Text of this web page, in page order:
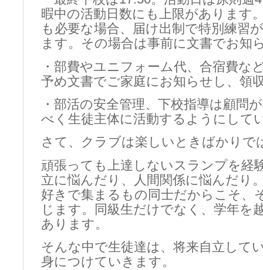
暇中の活動日数にも上限があります
も必要な場合、届け出制で特別練習
ます。その場合は事前に文書でお知
・部費やユニフォーム代、合宿費な
予め文書でご家庭にお知らせし、領
・部活の安全管理、下校指導は顧問
べく生徒主体に活動するようにして
さて、クラブは楽しいときばかりで
頑張っても上達しないスランプを経
立に悩んだり、人間関係に悩んだり
好きで集まるもの同士だからこそ、
じます。同級生だけでなく、学年を
あります。
そんな中で生徒達は、将来自立して
身につけていきます。